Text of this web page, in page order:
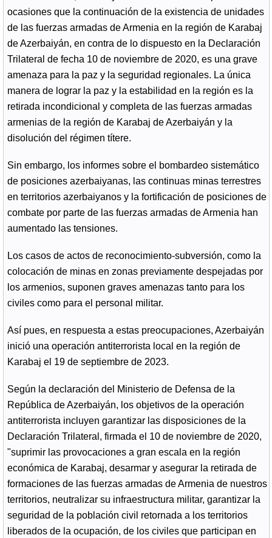
ocasiones que la continuación de la existencia de unidades
de las fuerzas armadas de Armenia en la región de Karabaj
de Azerbaiyán, en contra de lo dispuesto en la Declaración
Trilateral de fecha 10 de noviembre de 2020, es una grave
amenaza para la paz y la seguridad regionales. La única
manera de lograr la paz y la estabilidad en la región es la
retirada incondicional y completa de las fuerzas armadas
armenias de la región de Karabaj de Azerbaiyán y la
disolución del régimen títere.
Sin embargo, los informes sobre el bombardeo sistemático
de posiciones azerbaiyanas, las continuas minas terrestres
en territorios azerbaiyanos y la fortificación de posiciones de
combate por parte de las fuerzas armadas de Armenia han
aumentado las tensiones.
Los casos de actos de reconocimiento-subversión, como la
colocación de minas en zonas previamente despejadas por
los armenios, suponen graves amenazas tanto para los
civiles como para el personal militar.
Así pues, en respuesta a estas preocupaciones, Azerbaiyán
inició una operación antiterrorista local en la región de
Karabaj el 19 de septiembre de 2023.
Según la declaración del Ministerio de Defensa de la
República de Azerbaiyán, los objetivos de la operación
antiterrorista incluyen garantizar las disposiciones de la
Declaración Trilateral, firmada el 10 de noviembre de 2020,
"suprimir las provocaciones a gran escala en la región
económica de Karabaj, desarmar y asegurar la retirada de
formaciones de las fuerzas armadas de Armenia de nuestros
territorios, neutralizar su infraestructura militar, garantizar la
seguridad de la población civil retornada a los territorios
liberados de la ocupación, de los civiles que participan en